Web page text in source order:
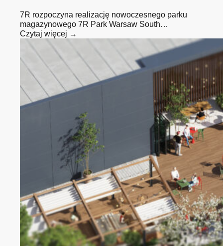
7R rozpoczyna realizację nowoczesnego parku
magazynowego 7R Park Warsaw South…
Czytaj więcej →